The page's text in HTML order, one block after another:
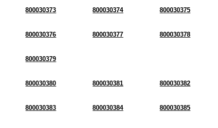
800030373 800030374 800030375
800030376 800030377 800030378
800030379
800030380 800030381 800030382
800030383 800030384 800030385